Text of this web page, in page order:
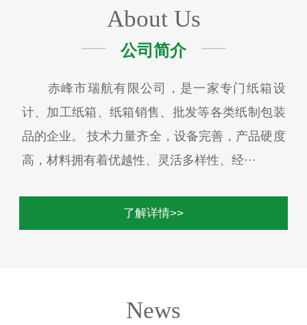
About Us
公司简介
赤峰市瑞航有限公司，是一家专门纸箱设
计、加工纸箱、纸箱销售、批发等各类纸制包装
品的企业。 技术力量齐全，设备完善，产品硬度
高，材料拥有着优越性、灵活多样性、经···
了解详情>>
News